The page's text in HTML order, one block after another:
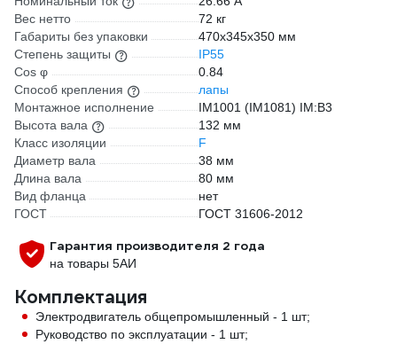
Вес нетто
72 кг
Габариты без упаковки
470х345х350 мм
Степень защиты
IP55
Cos φ
0.84
Способ крепления
лапы
Монтажное исполнение
IM1001 (IM1081) IM:B3
Высота вала
132 мм
Класс изоляции
F
Диаметр вала
38 мм
Длина вала
80 мм
Вид фланца
нет
ГОСТ
ГОСТ 31606-2012
Гарантия производителя 2 года
на товары 5АИ
Комплектация
Электродвигатель общепромышленный - 1 шт;
Руководство по эксплуатации - 1 шт;